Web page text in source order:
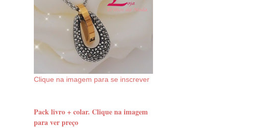
Clique na imagem para se inscrever
Pack livro + colar. Clique na imagem
para ver preço